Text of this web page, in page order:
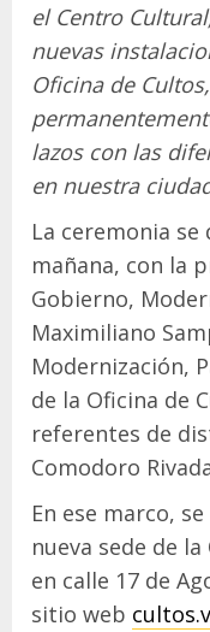
el Centro
nuevas
Oficina de
lazos con las
en nuestra
La ceremonia
mañana, con la
Gobierno,
Maximiliano
Modernización,
de la Oficina de
referentes de
Comodoro
En ese marco,
nueva sede de
en calle 17 de
sitio web